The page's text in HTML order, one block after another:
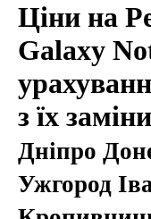
Ціни на
Galaxy
з їх заміни
Дніпро
Ужгород